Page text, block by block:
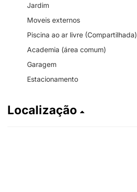
Jardim
Moveis externos
Piscina ao ar livre (Compartilhada)
Academia (área comum)
Garagem
Estacionamento
Localização